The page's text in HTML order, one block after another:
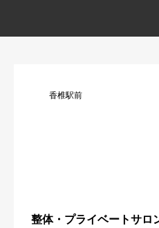
香椎駅前
整体・プライベートサロ